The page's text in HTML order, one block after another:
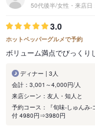
50代後半/女性・来店
3.0
ホットペッパーグルメで予約
ボリューム満点でびっくり
ディナー | 3人
会計：3,001～4,000円/人
来店シーン：友人・知人と
予約コース：『旬味-しゅんみ
付 4980円⇒3980円